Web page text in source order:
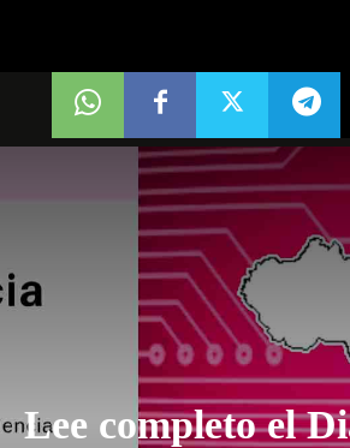
Lee completo el